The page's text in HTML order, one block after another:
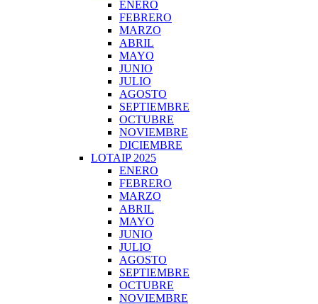
ENERO
FEBRERO
MARZO
ABRIL
MAYO
JUNIO
JULIO
AGOSTO
SEPTIEMBRE
OCTUBRE
NOVIEMBRE
DICIEMBRE
LOTAIP 2025
ENERO
FEBRERO
MARZO
ABRIL
MAYO
JUNIO
JULIO
AGOSTO
SEPTIEMBRE
OCTUBRE
NOVIEMBRE